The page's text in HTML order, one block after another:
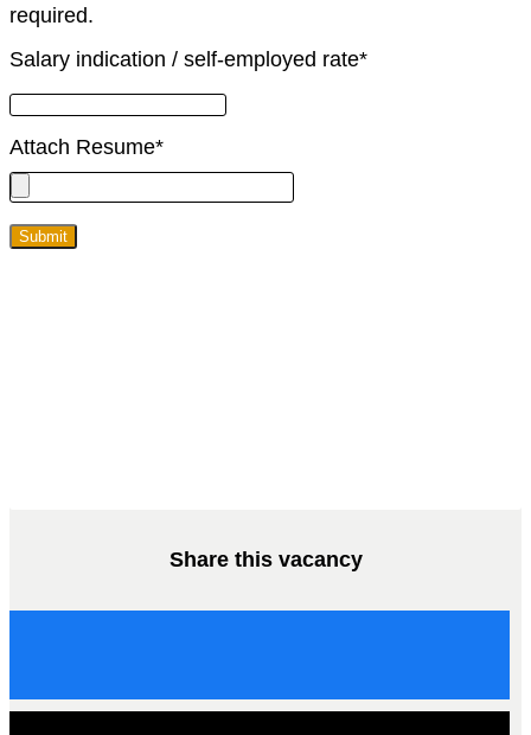
required.
Salary indication / self-employed rate*
Attach Resume*
Submit
Share this vacancy